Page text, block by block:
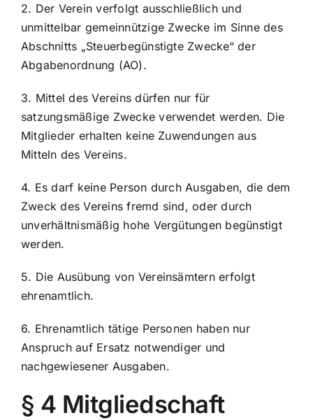
2. Der Verein verfolgt ausschließlich und
unmittelbar gemeinnützige Zwecke im Sinne des
Abschnitts „Steuerbegünstigte Zwecke“ der
Abgabenordnung (AO).
3. Mittel des Vereins dürfen nur für
satzungsmäßige Zwecke verwendet werden. Die
Mitglieder erhalten keine Zuwendungen aus
Mitteln des Vereins.
4. Es darf keine Person durch Ausgaben, die dem
Zweck des Vereins fremd sind, oder durch
unverhältnismäßig hohe Vergütungen begünstigt
werden.
5. Die Ausübung von Vereinsämtern erfolgt
ehrenamtlich.
6. Ehrenamtlich tätige Personen haben nur
Anspruch auf Ersatz notwendiger und
nachgewiesener Ausgaben.
§ 4 Mitgliedschaft